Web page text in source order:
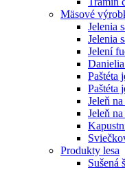
Mäsové
Jelenia
Jelenia
Jelení
Paštéta
Paštéta
Jeleň
Jeleň
Produkty lesa
Sušená